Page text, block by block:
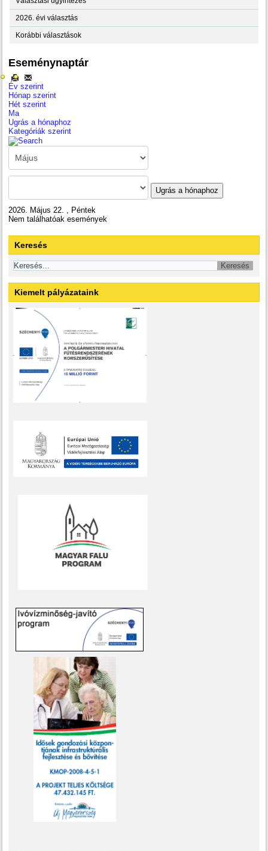
2026. évi választás
Korábbi választások
Eseménynaptár
Év szerint
Hónap szerint
Hét szerint
Ma
Ugrás a hónaphoz
Kategóriák szerint
Ugrás a hónaphoz
2026. Május 22. , Péntek
Nem találhatóak események
Keresés
Kiemelt pályázataink